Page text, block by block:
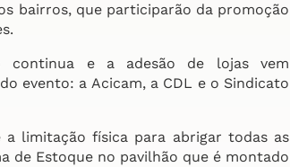
bairros, que participarão da promoção
continua e a adesão de lojas vem
evento: a Acicam, a CDL e o Sindicato
limitação física para abrigar todas as
de Estoque no pavilhão que é montado